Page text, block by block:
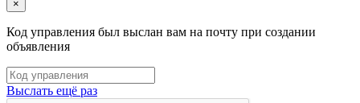
×
Код управления был выслан вам на почту при создании
объявления
Выслать ещё раз